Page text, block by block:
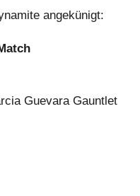
angekünigt:
Guevara Gauntlet